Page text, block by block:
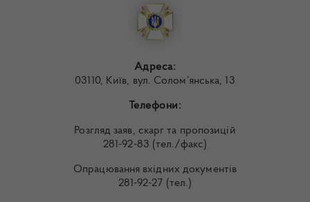
Адреса:
03110, Київ, вул. Солом’янська, 13
Телефони:
Розгляд заяв, скарг та пропозицій
281-92-83 (тел./факс)
Опрацювання вхідних документів
281-92-27 (тел.)